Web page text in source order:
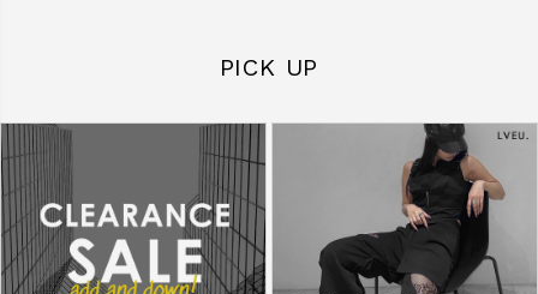
PICK UP